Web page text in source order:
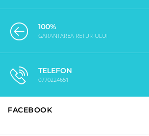
100%
GARANTAREA RETUR-ULUI
TELEFON
0770224651
FACEBOOK